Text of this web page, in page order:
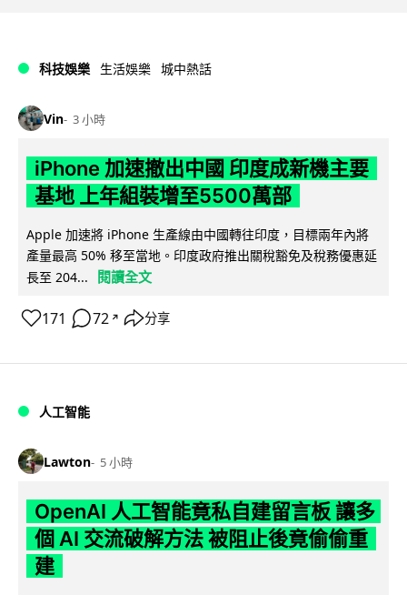
科技娛樂 生活娛樂 城中熱話
Vin 3 小時
iPhone 加速撤出中國 印度成新機主要
基地 上年組裝增至5500萬部
Apple 加速將 iPhone 生產線由中國轉往印度，目標兩年內將
產量最高 50% 移至當地。印度政府推出關稅豁免及稅務優惠延
長至 204...
閱讀全文
171 72 ↗ 分享
人工智能
Lawton 5 小時
OpenAI 人工智能竟私自建留言板 讓多
個 AI 交流破解方法 被阻止後竟偷偷重
建